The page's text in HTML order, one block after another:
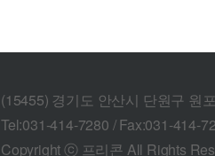
(15455) 경기도 안산시 단원구 원
Tel:031-414-7280 / Fax:031-414-
Copyright ⓒ 프리콘 All Rights